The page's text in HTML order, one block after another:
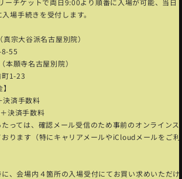
ーチケットで両日9:00より順番に入場が可能、当日
場手続きを受付します。
真宗大谷派名古屋別院）
8-55
本願寺名古屋別院）
町1-23
決済手数料
決済手数料
っては、確認メール受信のため事前のオンラインス
ります（特にキャリアメールやiCloudメールをご利
、会場内４箇所の入場受付にてお買い求めいただけ